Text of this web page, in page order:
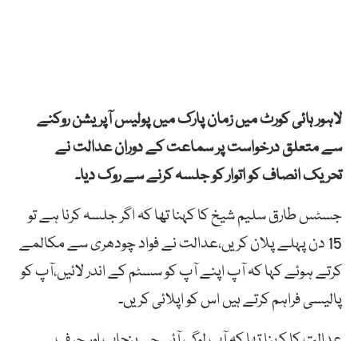
لاہور ہائی کورٹ میں زمان پارک میں پولیس آپریشن روکنے
سے متعلق درخواست پر سماعت کے دوران عدالت نے
تحریک انصاف کو اتوار کو جلسہ کرنے سے روک دیا۔
جسٹس طارق سلیم شیخ کا کہنا تھا کہ اگر جلسہ کرنا ہے تو
15 دن پہلے پلان کریں،عدالت نے فواد چودھری سے مکالمے
کرتے ہوئے کہا کہ آپ اپنے آپ کو سسٹم کے اندر لائیں،آپ کو
پالیسی فراہم کرتے ہیں اس کو اپلائی کریں۔